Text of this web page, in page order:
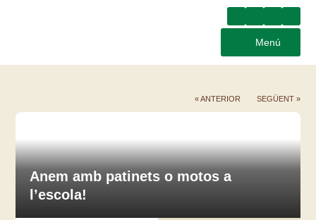
Menú
« ANTERIOR SEGÜENT »
Anem amb patinets o motos a
l’escola!